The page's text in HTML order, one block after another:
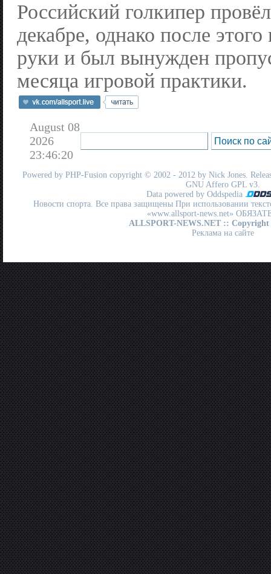
Российский голкипер
декабре, однако после
руки и был вынужден
месяца игровой практики.
August 08
2026
23:46:20
Powered by PHP-Fusion copyright © 2002 - 2012 by Nick Jones.
GNU Affero GPL v3.
Data powered by Oddspedia
Новости спорта. Все права защищены При использовании
«www.allsport-news.net»
ALLSPORT-NEWS.NET :: Copyright
Реклама на сайте